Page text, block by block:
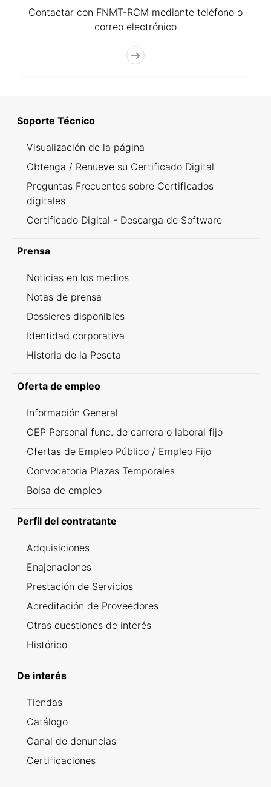
Contactar con FNMT-RCM mediante teléfono o
correo electrónico
Soporte Técnico
Visualización de la página
Obtenga / Renueve su Certificado Digital
Preguntas Frecuentes sobre Certificados
digitales
Certificado Digital - Descarga de Software
Prensa
Noticias en los medios
Notas de prensa
Dossieres disponibles
Identidad corporativa
Historia de la Peseta
Oferta de empleo
Información General
OEP Personal func. de carrera o laboral fijo
Ofertas de Empleo Público / Empleo Fijo
Convocatoria Plazas Temporales
Bolsa de empleo
Perfil del contratante
Adquisiciones
Enajenaciones
Prestación de Servicios
Acreditación de Proveedores
Otras cuestiones de interés
Histórico
De interés
Tiendas
Catálogo
Canal de denuncias
Certificaciones